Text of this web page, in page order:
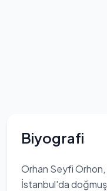
Biyografi
Orhan Seyfi Orhon,
İstanbul'da